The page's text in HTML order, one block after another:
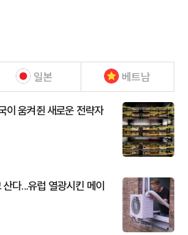
일본 베트남
이 움켜쥔 새로운 전략자
다...유럽 열광시킨 메이